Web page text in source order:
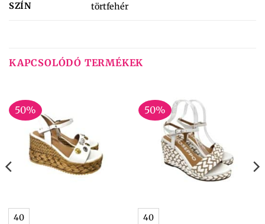
SZÍN törtfehér
KAPCSOLÓDÓ TERMÉKEK
50%
40
50%
40